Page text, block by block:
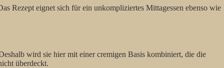
Rezept eignet sich für ein unkompliziertes Mittagessen ebenso wie
wird sie hier mit einer cremigen Basis kombiniert, die die
überdeckt.